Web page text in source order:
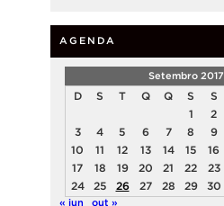
AGENDA
Setembro 2017
D S T Q Q S
S
1
2
3
4 5 6 7 8
9
10
11 12 13 14 15
16
17
18 19 20 21 22
23
24
25 26 27 28 29 30
« jun out »